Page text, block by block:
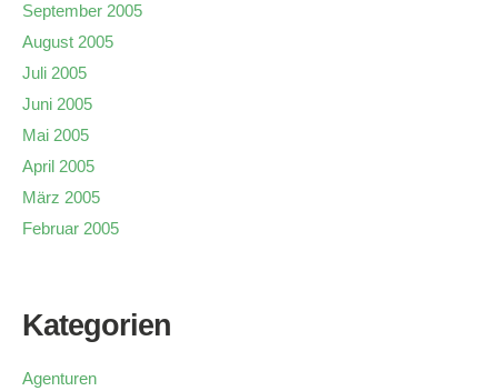
September 2005
August 2005
Juli 2005
Juni 2005
Mai 2005
April 2005
März 2005
Februar 2005
Kategorien
Agenturen